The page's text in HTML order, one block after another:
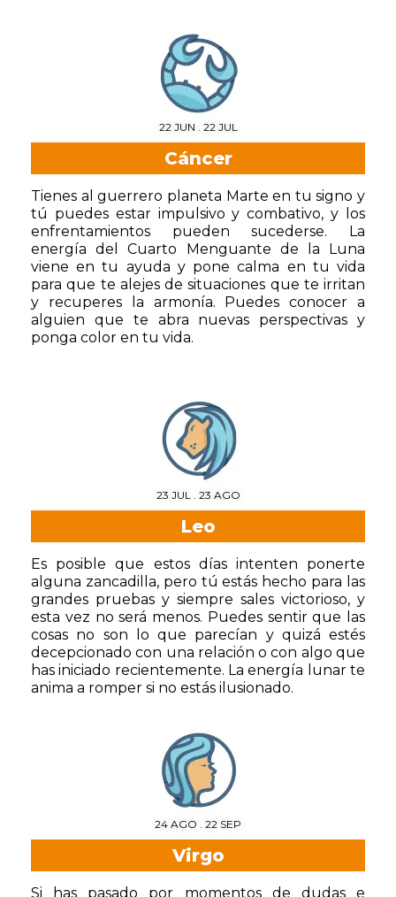
22 JUN . 22 JUL
Cáncer
Tienes al guerrero planeta Marte en tu signo y
tú puedes estar impulsivo y combativo, y los
enfrentamientos pueden sucederse. La
energía del Cuarto Menguante de la Luna
viene en tu ayuda y pone calma en tu vida
para que te alejes de situaciones que te irritan
y recuperes la armonía. Puedes conocer a
alguien que te abra nuevas perspectivas y
ponga color en tu vida.
23 JUL . 23 AGO
Leo
Es posible que estos días intenten ponerte
alguna zancadilla, pero tú estás hecho para las
grandes pruebas y siempre sales victorioso, y
esta vez no será menos. Puedes sentir que las
cosas no son lo que parecían y quizá estés
decepcionado con una relación o con algo que
has iniciado recientemente. La energía lunar te
anima a romper si no estás ilusionado.
24 AGO . 22 SEP
Virgo
Si has pasado por momentos de dudas e